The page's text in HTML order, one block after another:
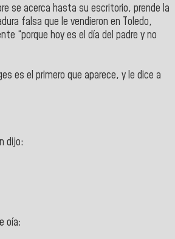
se acerca hasta su escritorio, prende la
falsa que le vendieron en Toledo,
“porque hoy es el día del padre y no
es el primero que aparece, y le dice a
dijo:
oía: